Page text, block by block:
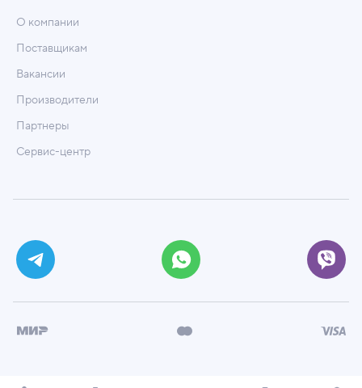
О компании
Поставщикам
Вакансии
Производители
Партнеры
Сервис-центр